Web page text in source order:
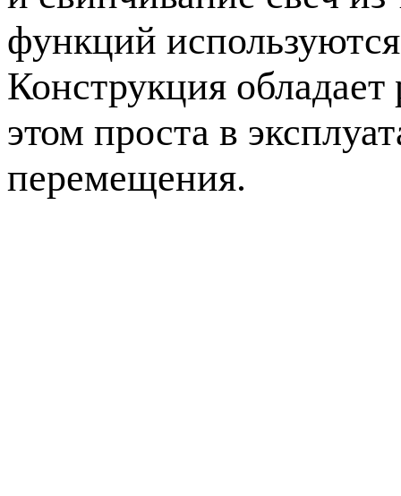
функций
Конструкция
этом проста в
перемещения.